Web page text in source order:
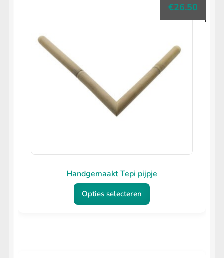
Handgemaakt Tepi pijpje
€26.50
Opties selecteren